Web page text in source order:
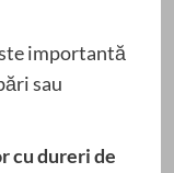
importantă
sau
cu dureri de